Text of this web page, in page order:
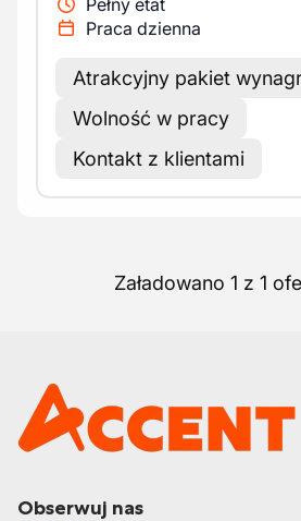
Pełny etat
Praca dzienna
Atrakcyjny pakiet
Wolność w pracy
Kontakt z klientami
Załadowano 1 z 1
Obserwuj nas